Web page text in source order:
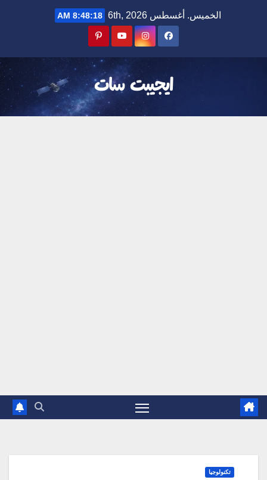
الخميس. أغسطس 6th, 2026 8:48:19 AM
ايجيبت سات
تكنولوجيا